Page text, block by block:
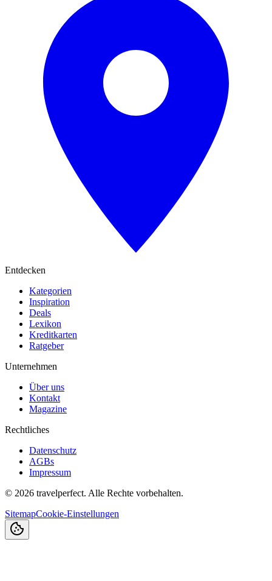
Entdecken
Kategorien
Inspiration
Deals
Lexikon
Kreditkarten
Ratgeber
Unternehmen
Über uns
Kontakt
Magazine
Rechtliches
Datenschutz
AGBs
Impressum
© 2026 travelperfect. Alle Rechte vorbehalten.
SitemapCookie-Einstellungen